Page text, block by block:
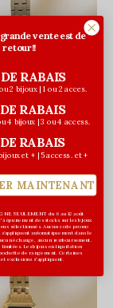
Bijoux
Blanc
vente est de
retour!!
RABAIS
2 bijoux | 1 ou 2 acces.
RABAIS
4 bijoux | 3 ou 4 access.
RABAIS
et + | 5 access. et +
MAINTENANT
SEULEMENT du 6 au 12 août
épuisement des stocks sur les bijoux
sélectionnés. Aucun code promo
automatiquement dans le
échange, aucun remboursement.
limitées. Les bijoux en liquidation
de rangement. Certaines
exclusions s'appliquent.